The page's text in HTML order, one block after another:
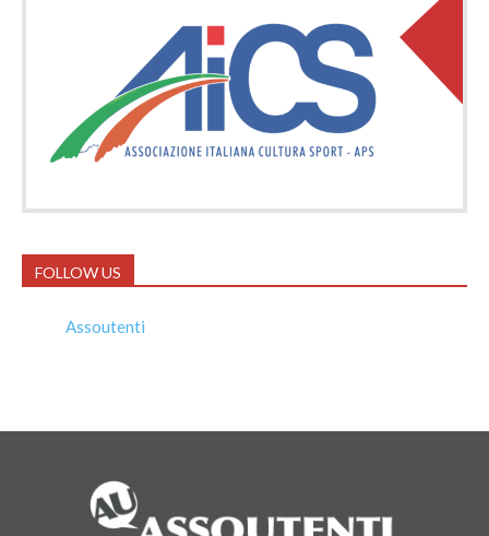
FOLLOW US
Assoutenti